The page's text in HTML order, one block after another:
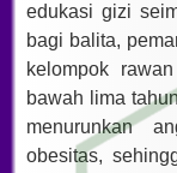
edukasi gizi
bagi balita,
kelompok
bawah lima
menurunkan
obesitas,